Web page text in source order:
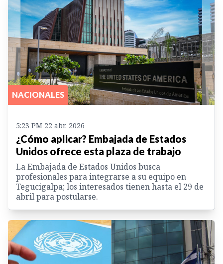
NACIONALES
5:23 PM 22 abr. 2026
¿Cómo aplicar? Embajada de Estados
Unidos ofrece esta plaza de trabajo
La Embajada de Estados Unidos busca
profesionales para integrarse a su equipo en
Tegucigalpa; los interesados tienen hasta el 29 de
abril para postularse.